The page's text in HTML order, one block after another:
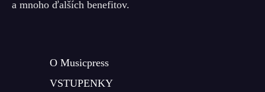
a mnoho ďalších benefitov.
O Musicpress
VSTUPENKY